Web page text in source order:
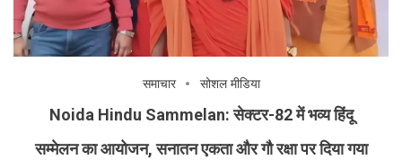
समाचार सोशल मीडिया
Noida Hindu Sammelan: सेक्टर-82 में भव्य हिंदू
सम्मेलन का आयोजन, सनातन एकता और गौ रक्षा पर दिया गया